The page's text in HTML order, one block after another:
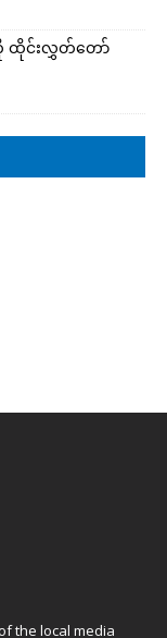
ထိုင်းလွှတ်တော်
the local media